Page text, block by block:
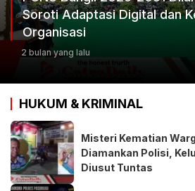
Soroti Adaptasi Digital dan
Organisasi
2 bulan yang lalu
HUKUM & KRIMINAL
Misteri Kematian
Diamankan Polisi,
Diusut Tuntas